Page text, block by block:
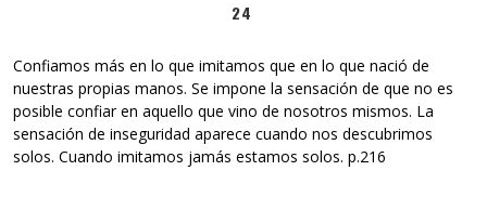
24
Confiamos más en lo que imitamos que en lo que nació de
nuestras propias manos. Se impone la sensación de que no es
posible confiar en aquello que vino de nosotros mismos. La
sensación de inseguridad aparece cuando nos descubrimos
solos. Cuando imitamos jamás estamos solos. p.216